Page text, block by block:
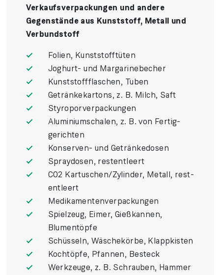
Verkaufs­verpackungen und andere
Gegen­stände aus Kunst­stoff, Metall und
Verbund­stoff
Folien, Kunststoff­tüten
Joghurt- und Margarine­becher
Kunststoff­flaschen, Tuben
Getränke­kartons, z. B. Milch, Saft
Styropor­verpackungen
Aluminium­schalen, z. B. von Fertig­
gerichten
Konserven- und Getränke­dosen
Spray­dosen, rest­entleert
CO2 Kartuschen/Zylinder, Metall, rest­
entleert
Medikamenten­verpackungen
Spielzeug, Eimer, Gieß­kannen,
Blumen­töpfe
Schüsseln, Wäsche­körbe, Klapp­kisten
Koch­töpfe, Pfannen, Besteck
Werk­zeuge, z. B. Schrauben, Hammer